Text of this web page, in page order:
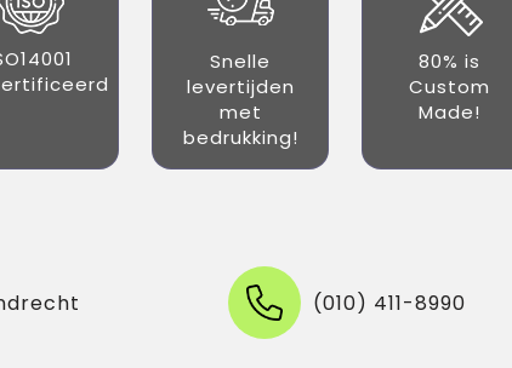
Snelle
levertijden
met
bedrukking!
80% is
Custom
Made!
(010) 411-8990